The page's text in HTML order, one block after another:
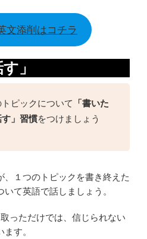
文添削はコチラ
」
ピックについて
「書いた
」習慣をつけましょう
、１つのトピックを書き終えた
て英語で話しましょう。
っただけでは、信じられない
す。